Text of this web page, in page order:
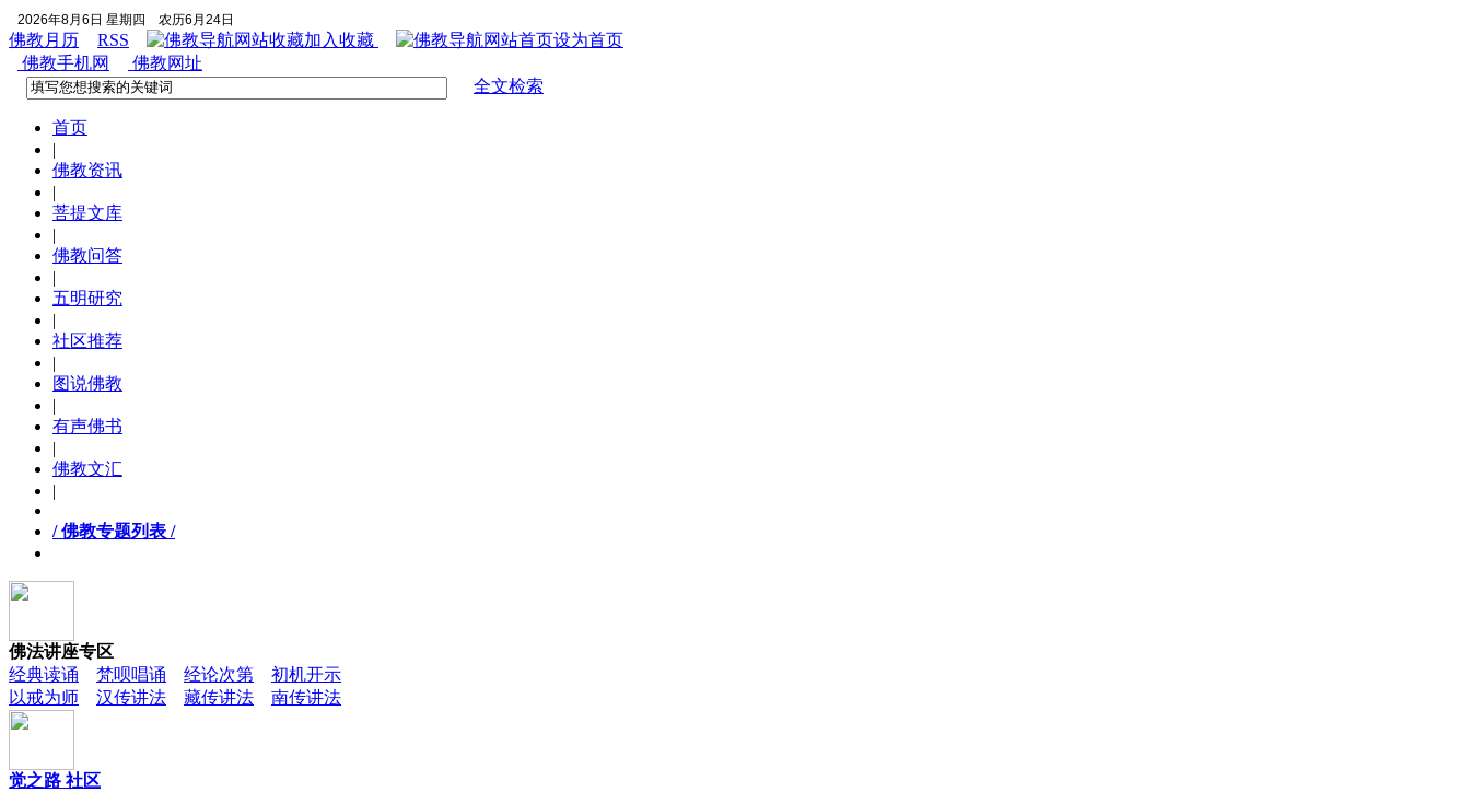
2026年8月6日 星期四 农历6月24日
佛教月历 RSS 加入收藏
设为首页
佛教手机网
佛教网址
全文检索
首页
|
佛教资讯
|
菩提文库
|
佛教问答
|
五明研究
|
社区推荐
|
图说佛教
|
有声佛书
|
佛教文汇
|
/ 佛教专题列表 /
佛法讲座专区
经典读诵
梵呗唱诵 经论次第
初机开示
以戒为师
汉传讲法 藏传讲法 南传讲法
觉之路 社区